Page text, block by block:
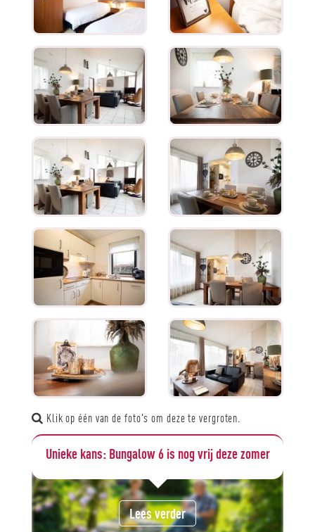
Klik op één van de foto's om deze te vergroten.
Een afscheidsbericht
Lees verder